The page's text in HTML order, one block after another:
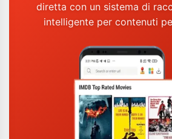
diretta con un sistema di
intelligente per contenuti